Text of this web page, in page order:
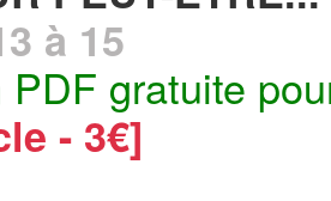
à 15
PDF gratuite
- 3€]